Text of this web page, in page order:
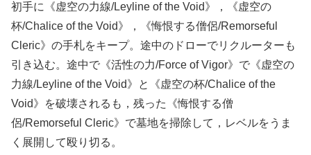
初手に《虚空の力線/Leyline of the Void》，《虚空の
杯/Chalice of the Void》，《悔恨する僧侶/Remorseful
Cleric》の手札をキープ。途中のドローでリクルーターも
引き込む。途中で《活性の力/Force of Vigor》で《虚空の
力線/Leyline of the Void》と《虚空の杯/Chalice of the
Void》を破壊されるも，残った《悔恨する僧
侶/Remorseful Cleric》で墓地を掃除して，レベルをうま
く展開して殴り切る。